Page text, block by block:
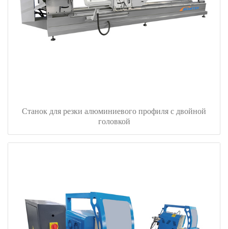
Станок для резки алюминиевого профиля с двойной
головкой